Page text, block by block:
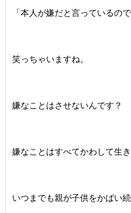
「本人が嫌だと言っているので
笑っちゃいますね。
嫌なことはさせないんです？
嫌なことはすべてかわして生
いつまでも親が子供をかばい